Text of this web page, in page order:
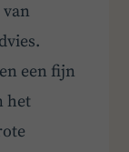
een fijn
het